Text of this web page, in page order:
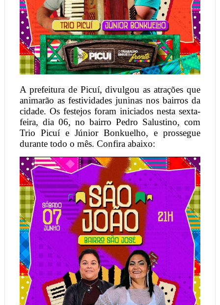
A prefeitura de Picuí, divulgou as atrações que
animarão as festividades juninas nos bairros da
cidade. Os festejos foram iniciados nesta sexta-
feira, dia 06, no bairro Pedro Salustino, com
Trio Picuí e Júnior Bonkuelho, e prossegue
durante todo o mês. Confira abaixo: